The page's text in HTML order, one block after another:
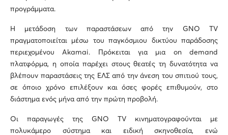
προγράμματα.
Η μετάδοση των παραστάσεων από την GNO TV
πραγματοποιείται μέσω του παγκόσμιου δικτύου παράδοσης
περιεχομένου Akamai. Πρόκειται για μια on demand
πλατφόρμα, η οποία παρέχει στους θεατές τη δυνατότητα να
βλέπουν παραστάσεις της ΕΛΣ από την άνεση του σπιτιού τους,
σε όποιο χρόνο επιλέξουν και όσες φορές επιθυμούν, στο
διάστημα ενός μήνα από την πρώτη προβολή.
Οι παραγωγές της GNO TV κινηματογραφούνται με
πολυκάμερο σύστημα και ειδική σκηνοθεσία, ενώ